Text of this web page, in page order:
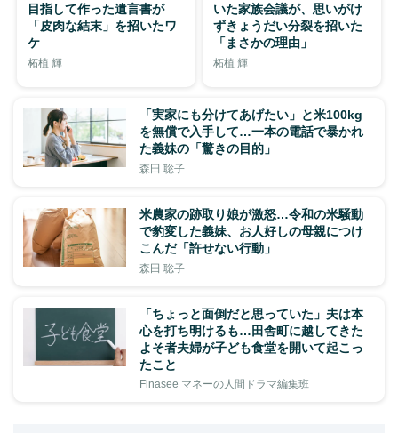
目指して作った遺言書が
「皮肉な結末」を招いたワ
ケ
柘植 輝
いた家族会議が、思いがけ
ずきょうだい分裂を招いた
「まさかの理由」
柘植 輝
「実家にも分けてあげたい」と米100kg
を無償で入手して…一本の電話で暴かれ
た義妹の「驚きの目的」
森田 聡子
米農家の跡取り娘が激怒…令和の米騒動
で豹変した義妹、お人好しの母親につけ
こんだ「許せない行動」
森田 聡子
「ちょっと面倒だと思っていた」夫は本
心を打ち明けるも…田舎町に越してきた
よそ者夫婦が子ども食堂を開いて起こっ
たこと
Finasee マネーの人間ドラマ編集班